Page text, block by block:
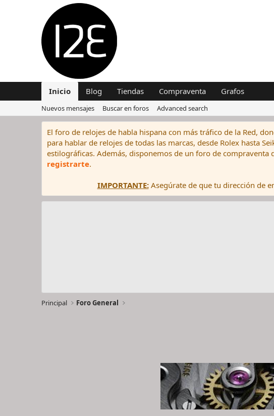
Inicio Blog Tiendas Compraventa Grafos
Nuevos mensajes Buscar en foros Advanced search
El foro de relojes de habla hispana con más tráfico de la Red,
para hablar de relojes de todas las marcas, desde Rolex hasta
estilográficas. Además, disponemos de un foro de
registrarte.
IMPORTANTE:Asegúrate de que tu dirección de
Principal Foro General